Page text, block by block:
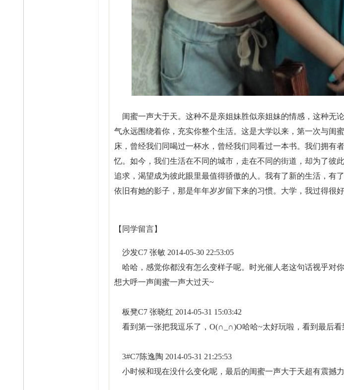
闺蜜一声大于天。这种不是亲姐妹胜似亲姐妹的情感，这种无
气永远围绕着你，充实你整个生活。这是大学以来，第一次与闺
床，曾经我们同喝过一杯水，曾经我们同看过一本书。我们拥有
忆。如今，我们生活在不同的城市，走在不同的街道，却为了彼
追求，渴望成为彼此眼里最值得骄傲的人。我有了新的生活，有
依旧有她的影子，那是年年岁岁留下来的习惯。大学，我过得很
【同学留言】
沙发C7 张敏 2014-05-30 22:53:05
哈哈，感觉你都没有怎么变样子呢。时光催人老这句话视乎对
想大呼一声闺蜜一声大过天~
板凳C7 张晓红 2014-05-31 15:03:42
看到第一张把我逗乐了，O(∩_∩)O哈哈~太好玩啦，看到最后看
3#C7陈逸陶 2014-05-31 21:25:53
小时候和现在没什么变化呢，最后的闺蜜一声大于天超有震撼力